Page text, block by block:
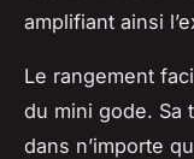
amplifiant ainsi
Le rangement
du mini gode. Sa
dans n’importe